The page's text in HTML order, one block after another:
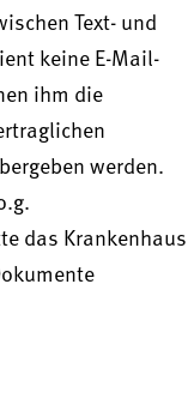
Text- und
keine E-Mail-
ihm die
werden.
das Krankenhaus